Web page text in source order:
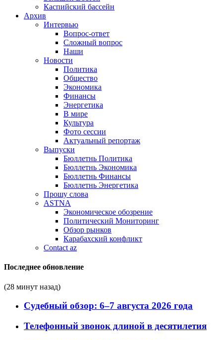
Каспийский бассейн
Архив
Интервью
Вопрос-ответ
Сложный вопрос
Наши
Новости
Политика
Общество
Экономика
Финансы
Энергетика
В мире
Культура
Фото сессии
Актуальный репортаж
Выпуски
Бюллетнь Политика
Бюллетнь Экономика
Бюллетнь Финансы
Бюллетнь Энергетика
Прошу слова
ASTNA
Экономическое обозрение
Политический Мониторинг
Обзор рынков
Карабахский конфликт
Contact az
Последнее обновление
(28 минут назад)
Судебный обзор: 6–7 августа 2026 года
Телефонный звонок длиной в десятилетия